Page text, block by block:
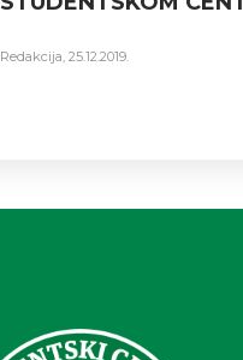
Redakcija, 25.12.2019.